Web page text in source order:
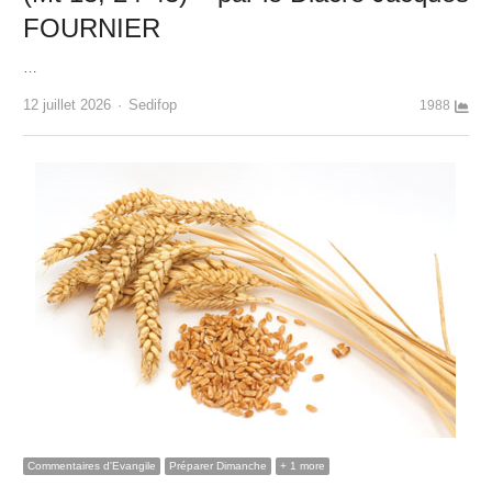
FOURNIER
12 juillet 2026 Author
Sedifop 1988
Commentaires d'Evangile Préparer Dimanche + 1 more